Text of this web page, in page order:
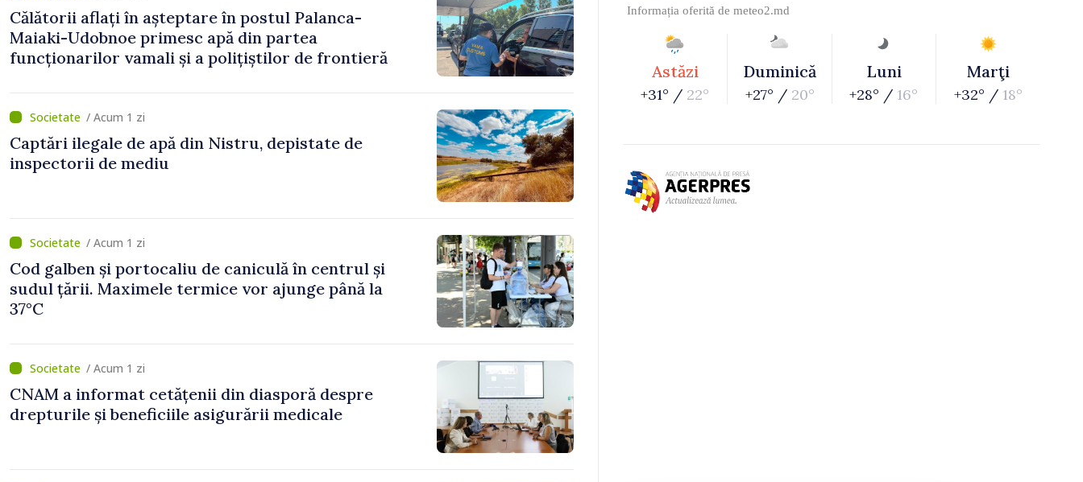
Călătorii aflați în așteptare în postul Palanca-
Maiaki-Udobnoe primesc apă din partea
funcționarilor vamali și a polițiștilor de frontieră
/ Acum 1 zi
Captări ilegale de apă din Nistru, depistate de
inspectorii de mediu
/ Acum 1 zi
Cod galben și portocaliu de caniculă în centrul și
sudul țării. Maximele termice vor ajunge până la
37°C
/ Acum 1 zi
CNAM a informat cetățenii din diasporă despre
drepturile și beneficiile asigurării medicale
Informația oferită de meteo2.md
Astăzi
+31° / 22°
Duminică
+27° / 20°
Luni
+28° / 16°
Marţi
+32° / 18°